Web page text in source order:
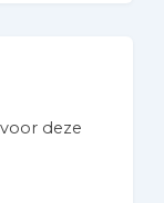
deze